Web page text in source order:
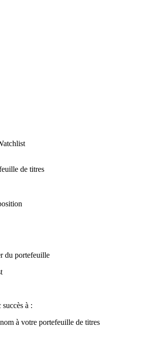
de titres
du portefeuille
à :
à votre portefeuille de titres